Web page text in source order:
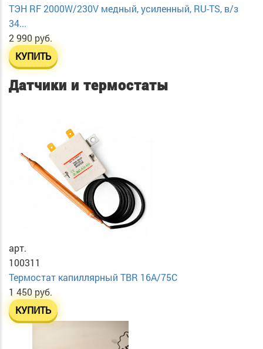
ТЭН RF 2000W/230V медный, усиленный, RU-TS, в/з
34...
2 990 руб.
КУПИТЬ
Датчики и термостаты
арт.
100311
Термостат капиллярный TBR 16A/75C
1 450 руб.
КУПИТЬ